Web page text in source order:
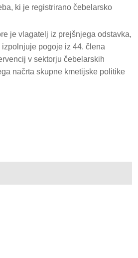
ki je registrirano čebelarsko
je vlagatelj iz prejšnjega odstavka,
pogoje iz 44. člena
v sektorju čebelarskih
načrta skupne kmetijske politike